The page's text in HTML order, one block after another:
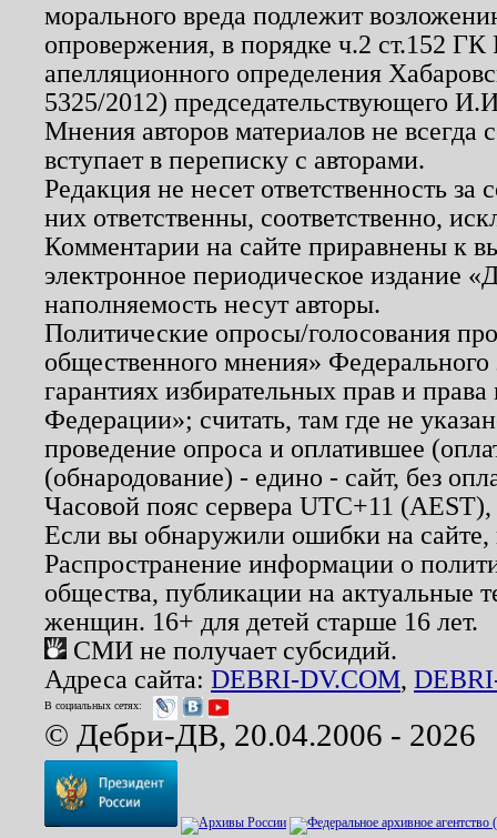
морального вреда подлежит
опровержения, в порядке ч.2 ст.152
апелляционного определения
5325/2012) председательствующего
Мнения авторов материалов не
вступает в переписку с авторами.
Редакция не несет ответственность
них ответственны, соответственно,
Комментарии на сайте приравнены к
электронное периодическое издание
наполняемость несут авторы.
Политические опросы/голосования
общественного мнения»
гарантиях избирательных прав и
Федерации»; считать, там где не
проведение опроса и оплатившее
(обнародование) - едино - сайт, без
Часовой пояс сервера UTC+11
Если вы обнаружили ошибки на
Распространение информации о
общества, публикации на актуальные
женщин. 16+ для детей старше 16 лет.
СМИ не получает субсидий.
Адреса сайта: DEBRI-DV.COM,
В социальных сетях:
© Дебри-ДВ, 20.04.2006 - 2026